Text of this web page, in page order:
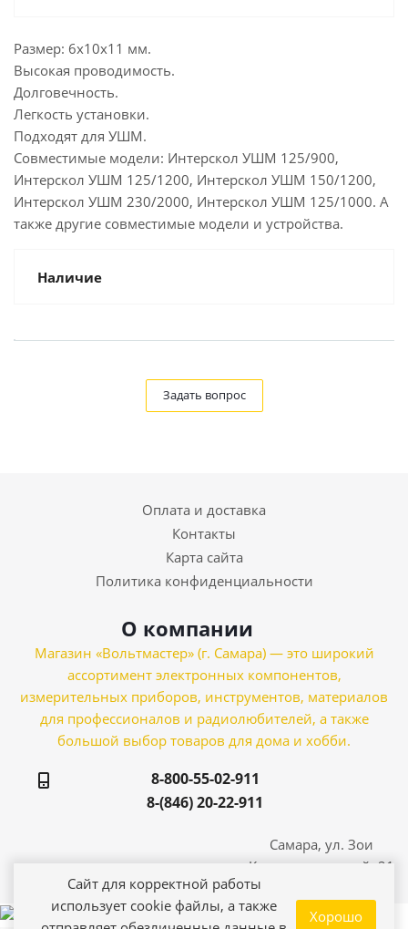
Размер: 6x10x11 мм.
Высокая проводимость.
Долговечность.
Легкость установки.
Подходят для УШМ.
Совместимые модели: Интерскол УШМ 125/900,
Интерскол УШМ 125/1200, Интерскол УШМ 150/1200,
Интерскол УШМ 230/2000, Интерскол УШМ 125/1000. А
также другие совместимые модели и устройства.
Наличие
Задать вопрос
Оплата и доставка
Контакты
Карта сайта
Политика конфиденциальности
О компании
Магазин «Вольтмастер» (г. Самара) — это широкий
ассортимент электронных компонентов,
измерительных приборов, инструментов, материалов
для профессионалов и радиолюбителей, а также
большой выбор товаров для дома и хобби.
8-800-55-02-911
8-(846) 20-22-911
Самара, ул. Зои
Космодемьянской, 21
Сайт для корректной работы
использует cookie файлы, а также
Хорошо